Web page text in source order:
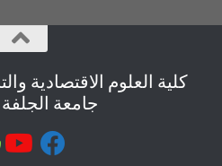
كلية العلوم الاقتصادية
جامعة الجلفة